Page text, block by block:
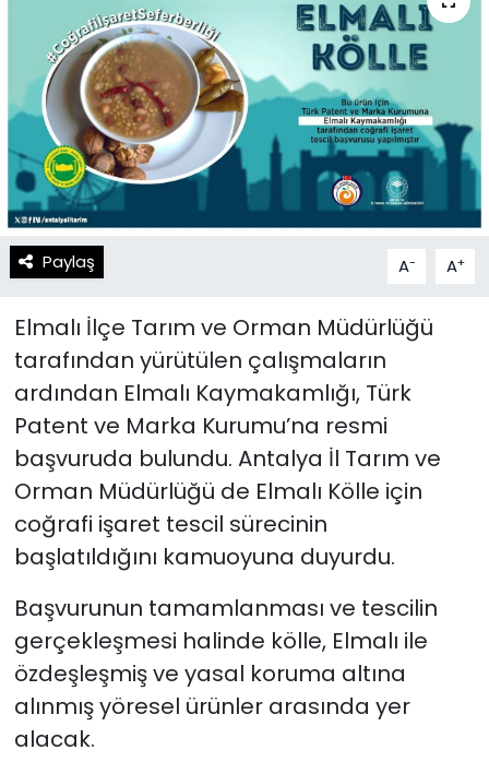
Paylaş A- A+
Elmalı İlçe Tarım ve Orman Müdürlüğü
tarafından yürütülen çalışmaların
ardından Elmalı Kaymakamlığı, Türk
Patent ve Marka Kurumu’na resmi
başvuruda bulundu. Antalya İl Tarım ve
Orman Müdürlüğü de Elmalı Kölle için
coğrafi işaret tescil sürecinin
başlatıldığını kamuoyuna duyurdu.
Başvurunun tamamlanması ve tescilin
gerçekleşmesi halinde kölle, Elmalı ile
özdeşleşmiş ve yasal koruma altına
alınmış yöresel ürünler arasında yer
alacak.
Gizlilik Sözleşmesi
İletişim